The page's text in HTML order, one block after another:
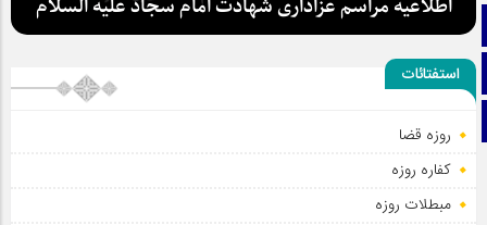
آپارات
اینستاگرام
اطلاعیه مراسم عزاداری شهادت امام سجاد علیه السلام
استفتائات
روزه قضا
کفاره روزه
مبطلات روزه